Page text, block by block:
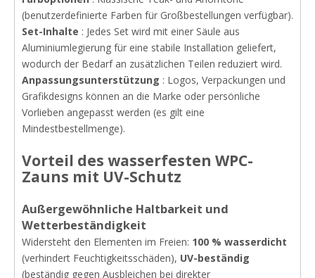
(benutzerdefinierte Farben für Großbestellungen verfügbar).
Set-Inhalte : Jedes Set wird mit einer Säule aus
Aluminiumlegierung für eine stabile Installation geliefert,
wodurch der Bedarf an zusätzlichen Teilen reduziert wird.
Anpassungsunterstützung : Logos, Verpackungen und
Grafikdesigns können an die Marke oder persönliche
Vorlieben angepasst werden (es gilt eine
Mindestbestellmenge).
Vorteil des wasserfesten WPC-
Zauns mit UV-Schutz
Außergewöhnliche Haltbarkeit und
Wetterbeständigkeit
Widersteht den Elementen im Freien: 100 % wasserdicht
(verhindert Feuchtigkeitsschäden), UV-beständig
(beständig gegen Ausbleichen bei direkter